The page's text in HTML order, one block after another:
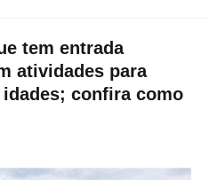
tem entrada
atividades para
confira como